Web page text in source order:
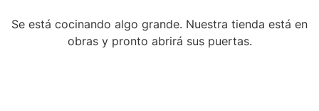
Se está cocinando algo grande. Nuestra tienda está en
obras y pronto abrirá sus puertas.